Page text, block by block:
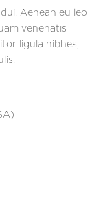
Aenean eu leo
venenatis
ligula nibhes,